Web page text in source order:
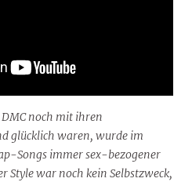
DMC noch mit ihren
glücklich waren, wurde im
Songs immer sex-bezogener
Style war noch kein Selbstzweck,